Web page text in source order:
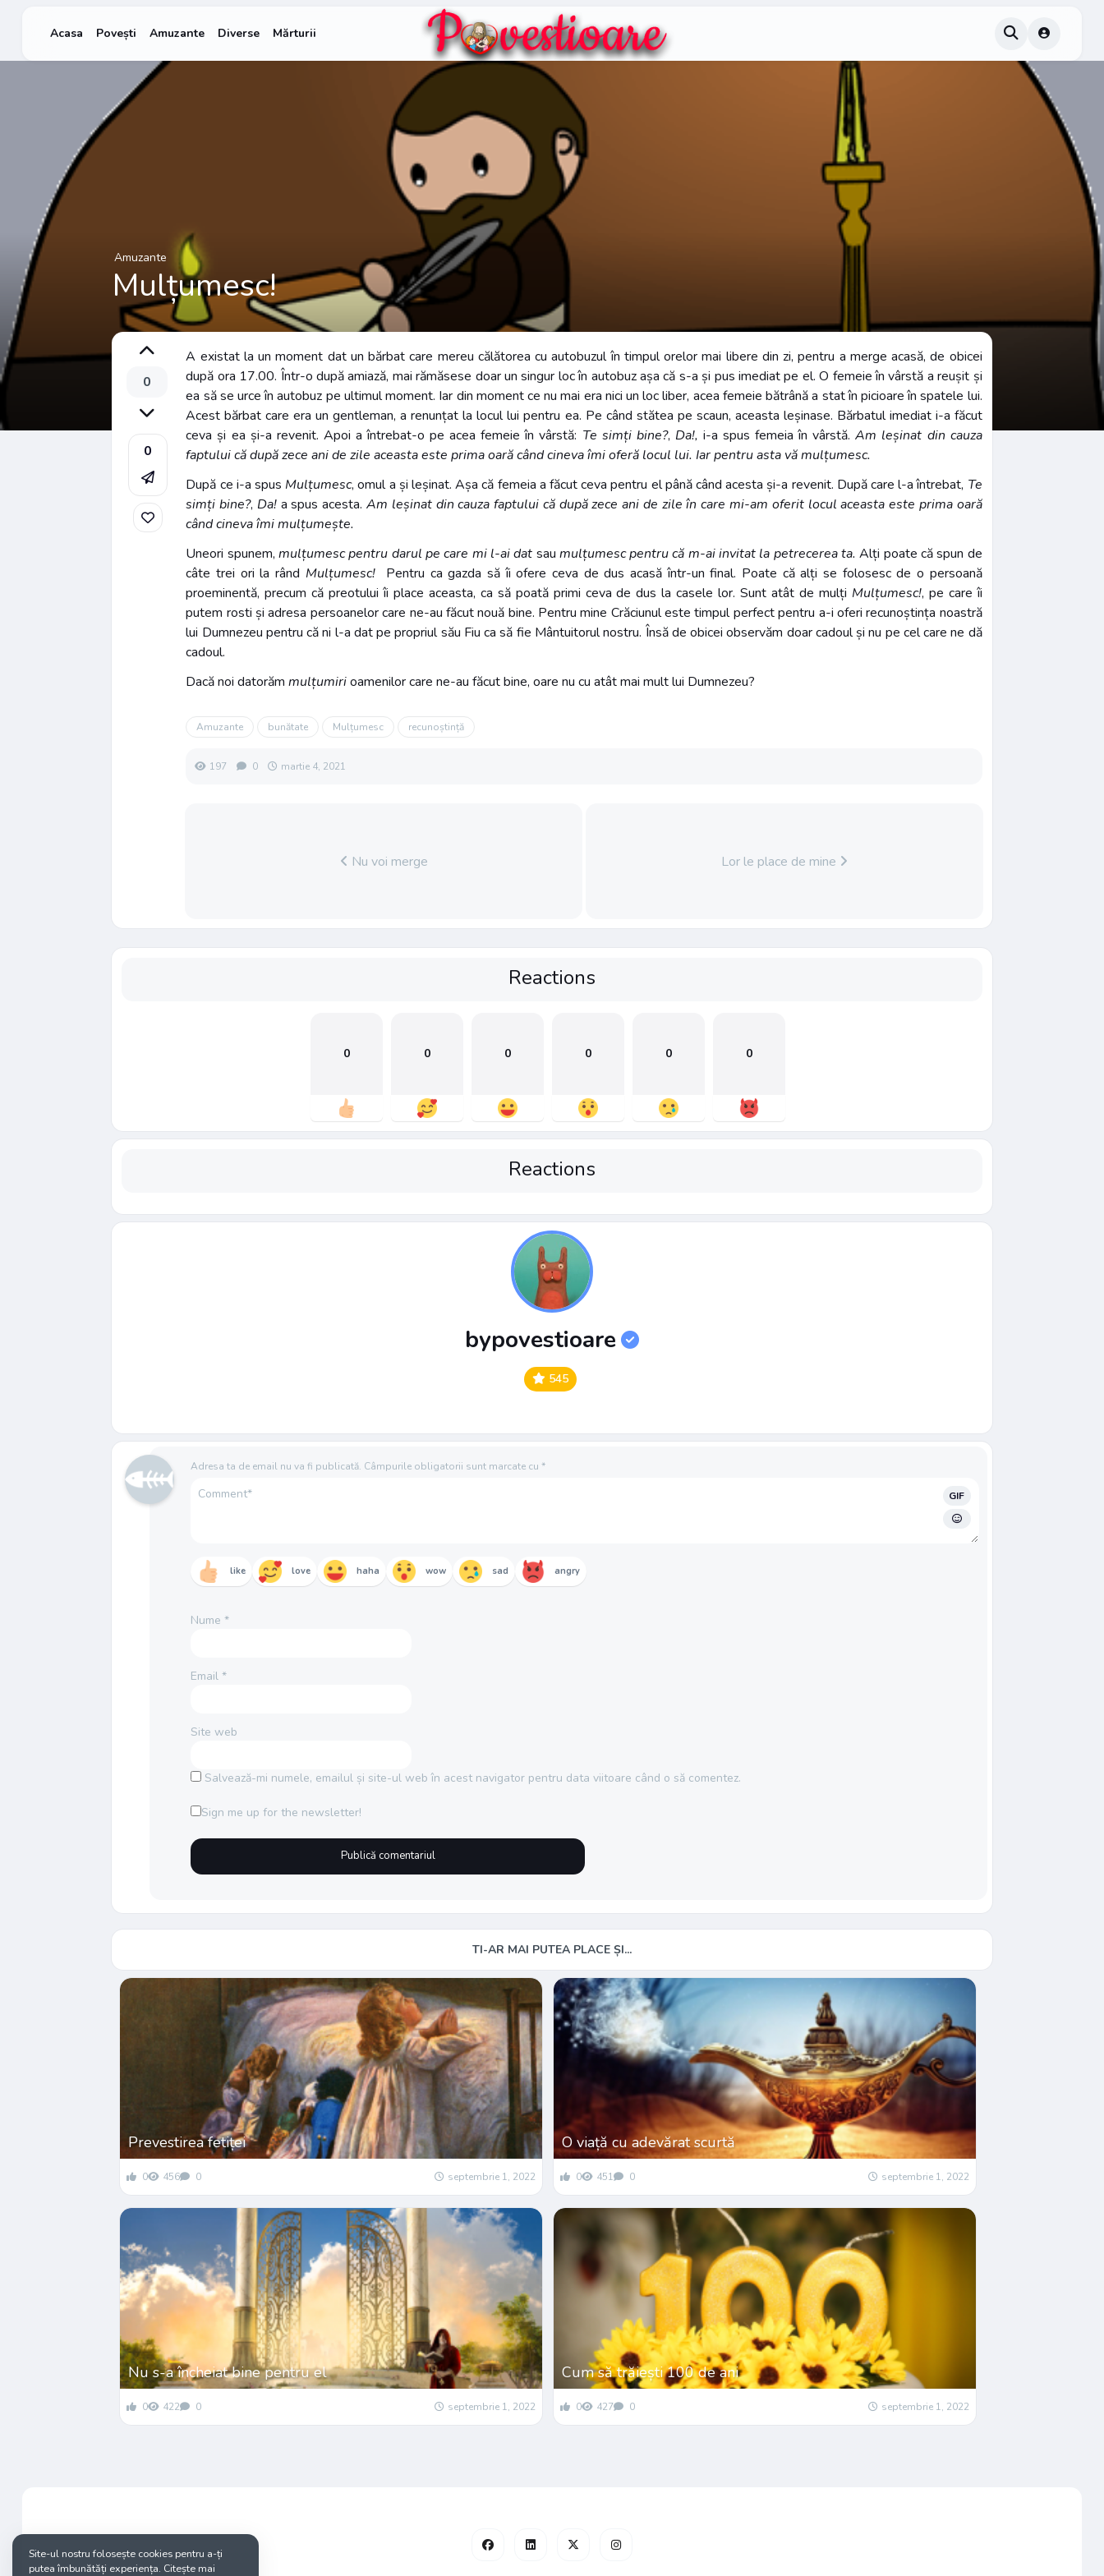
Acasa Povești Amuzante Diverse Mărturii
Amuzante
Mulțumesc!
0
0
A existat la un moment dat un bărbat care mereu călătorea cu autobuzul în timpul orelor mai libere din zi, pentru a merge acasă, de obicei
după ora 17.00. Într-o după amiază, mai rămăsese doar un singur loc în autobuz așa că s-a și pus imediat pe el. O femeie în vârstă a reușit și
ea să se urce în autobuz pe ultimul moment. Iar din moment ce nu mai era nici un loc liber, acea femeie bătrână a stat în picioare în spatele lui.
Acest bărbat care era un gentleman, a renunțat la locul lui pentru ea. Pe când stătea pe scaun, aceasta leșinase. Bărbatul imediat i-a făcut
ceva și ea și-a revenit. Apoi a întrebat-o pe acea femeie în vârstă: Te simți bine?, Da!, i-a spus femeia în vârstă.Am leșinat din cauza
faptului că după zece ani de zile aceasta este prima oară când cineva îmi oferă locul lui. Iar pentru asta vă mulțumesc.
După ce i-a spus Mulțumesc, omul a și leșinat. Așa că femeia a făcut ceva pentru el până când acesta și-a revenit. După care l-a întrebat, Te
simți bine?, Da!a spus acesta.Am leșinat din cauza faptului că după zece ani de zile în care mi-am oferit locul aceasta este prima oară
când cineva îmi mulțumește.
Uneori spunem, mulțumesc pentru darul pe care mi l-ai dat sau mulțumesc pentru că m-ai invitat la petrecerea ta. Alți poate că spun de
câte trei ori la rând Mulțumesc!Pentru ca gazda să îi ofere ceva de dus acasă într-un final. Poate că alți se folosesc de o persoană
proeminentă, precum că preotului îi place aceasta, ca să poată primi ceva de dus la casele lor. Sunt atât de mulți Mulțumesc!, pe care îi
putem rosti și adresa persoanelor care ne-au făcut nouă bine. Pentru mine Crăciunul este timpul perfect pentru a-i oferi recunoștința noastră
lui Dumnezeu pentru că ni l-a dat pe propriul său Fiu ca să fie Mântuitorul nostru. Însă de obicei observăm doar cadoul și nu pe cel care ne dă
cadoul.
Dacă noi datorămmulțumirioamenilor care ne-au făcut bine, oare nu cu atât mai mult lui Dumnezeu?
Amuzante bunătate Mulțumesc recunoștință
197 0 martie 4, 2021
Nu voi merge Lor le place de mine
Reactions
0 0 0 0 0 0
Reactions
bypovestioare
545
Adresa ta de email nu va fi publicată. Câmpurile obligatorii sunt marcate cu*
GIF
like love haha wow sad angry
Nume*
Email*
Site web
Salvează-mi numele, emailul și site-ul web în acest navigator pentru data viitoare când o să comentez.
Sign me up for the newsletter!
TI-AR MAI PUTEA PLACE ȘI...
Prevestirea fetiței
0 456 0 septembrie 1, 2022
O viață cu adevărat scurtă
0 451 0 septembrie 1, 2022
Nu s-a încheiat bine pentru el
0 422 0 septembrie 1, 2022
Cum să trăiești 100 de ani
0 427 0 septembrie 1, 2022
Site-ul nostru folosește cookies pentru a-ți
putea îmbunătăți experiența. Citește mai